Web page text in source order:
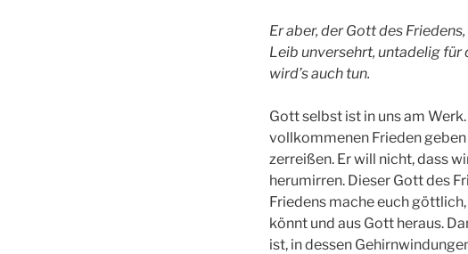
Er aber, der Gott des
Leib unversehrt, untadelig für
wird’s auch tun.
Gott selbst ist in uns am
vollkommenen Frieden geben
zerreißen. Er will nicht, dass
herumirren. Dieser Gott des
Friedens mache euch
könnt und aus Gott heraus.
ist, in dessen